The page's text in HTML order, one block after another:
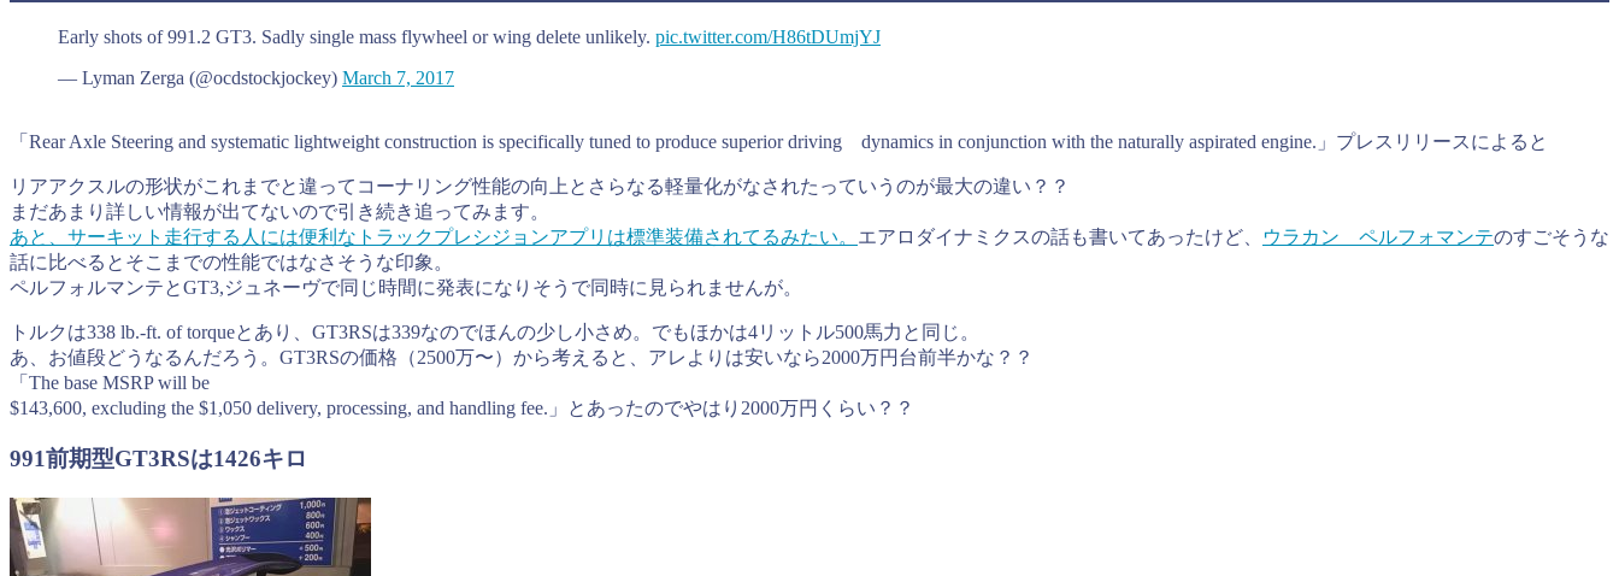
Early shots of 991.2 GT3. Sadly single mass flywheel or wing delete unlikely. pic.twitter.com/H86tDUmjYJ
— Lyman Zerga (@ocdstockjockey) March 7, 2017
「Rear Axle Steering and systematic lightweight construction is specifically tuned to produce superior driving dynamics in conjunction with the naturally aspirated engine.」プレスリリースによると
リアアクスルの形状がこれまでと違ってコーナリング性能の向上とさらなる軽量化がなされたっていうのが最大の違い？？
まだあまり詳しい情報が出てないので引き続き追ってみます。
あと、サーキット走行する人には便利なトラックプレシジョンアプリは標準装備されてるみたい。 エアロダイナミクスの話も書いてあったけど、 ウラカン ペルフォマンテのすごそうな
話に比べるとそこまでの性能ではなさそうな印象。
ペルフォルマンテとGT3,ジュネーヴで同じ時間に発表になりそうで同時に見られませんが。
トルクは338 lb.-ft. of torqueとあり、GT3RSは339なのでほんの少し小さめ。でもほかは4リットル500馬力と同じ。
あ、お値段どうなるんだろう。GT3RSの価格（2500万〜）から考えると、アレよりは安いなら2000万円台前半かな？？
「The base MSRP will be
$143,600, excluding the $1,050 delivery, processing, and handling fee.」とあったのでやはり2000万円くらい？？
991前期型GT3RSは1426キロ